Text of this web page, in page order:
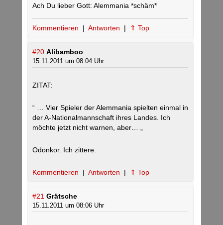
Ach Du lieber Gott: Alemmania *schäm*
Kommentieren | Antworten | ⇑ Top
#20 Alibamboo
15.11.2011 um 08:04 Uhr
ZITAT:
“ … Vier Spieler der Alemmania spielten einmal in
der A-Nationalmannschaft ihres Landes. Ich
möchte jetzt nicht warnen, aber… „
Odonkor. Ich zittere.
Kommentieren | Antworten | ⇑ Top
#21 Grätsche
15.11.2011 um 08:06 Uhr